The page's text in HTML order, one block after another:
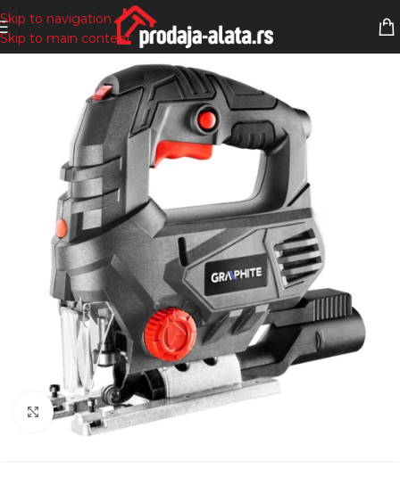
Skip to navigation
Skip to main content
Zumiranje